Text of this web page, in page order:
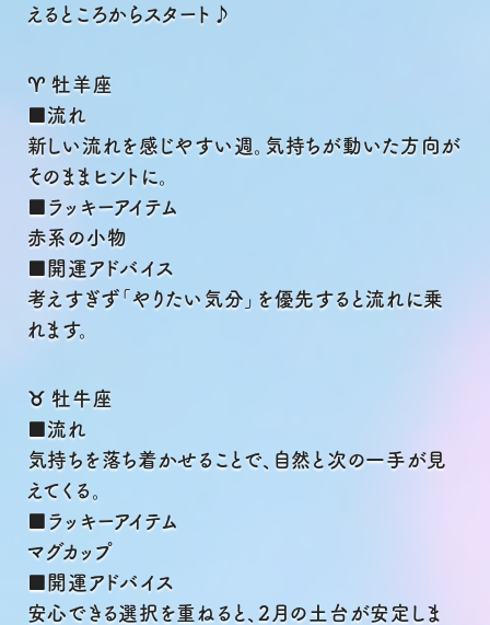
Contact
えるところからスタート♪
♈ 牡羊座
■流れ
新しい流れを感じやすい週。気持ちが動いた方向が
そのままヒントに。
■ラッキーアイテム
赤系の小物
■開運アドバイス
考えすぎず「やりたい気分」を優先すると流れに乗
れます。
♉ 牡牛座
■流れ
気持ちを落ち着かせることで、自然と次の一手が見
えてくる。
■ラッキーアイテム
マグカップ
■開運アドバイス
安心できる選択を重ねると、2月の土台が安定しま